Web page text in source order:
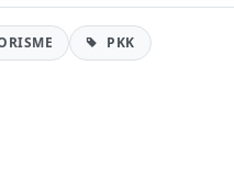
PKK